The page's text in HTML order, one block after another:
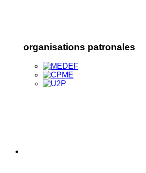
organisations patronales